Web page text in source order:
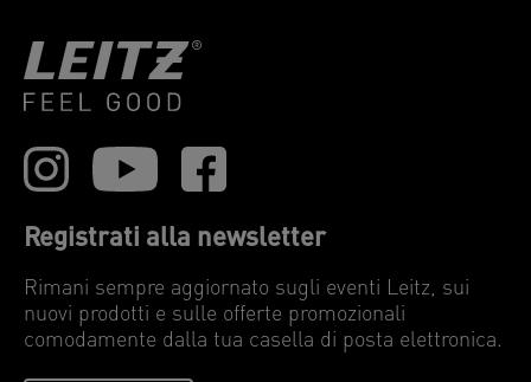
Registrati alla newsletter
Rimani sempre aggiornato sugli eventi Leitz, sui
nuovi prodotti e sulle offerte promozionali
comodamente dalla tua casella di posta elettronica.